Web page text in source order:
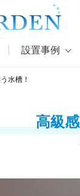
設置事例
水槽！
高級